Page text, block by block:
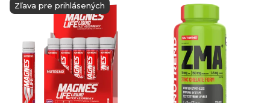
Zľava pre prihlásených